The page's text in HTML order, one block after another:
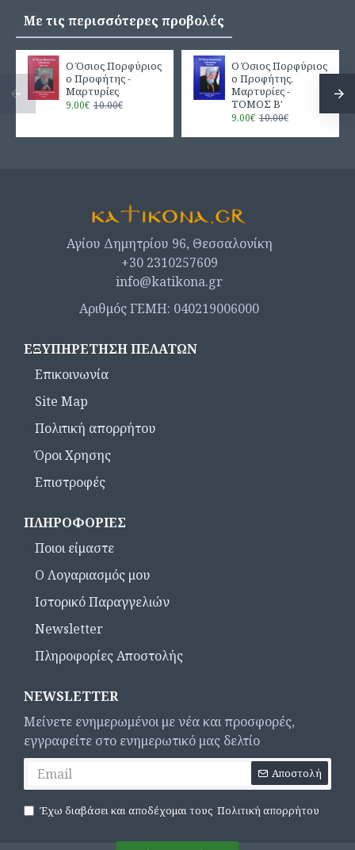
Με τις περισσότερες προβολές
Ο Όσιος Πορφύριος
ο Προφήτης -
Μαρτυρίες
9,00€ 10,00€
Ο Όσιος Πορφύριος
ο Προφήτης,
Μαρτυρίες -
ΤΟΜΟΣ Β'
9,00€ 10,00€
Αγίου Δημητρίου 96, Θεσσαλονίκη
+30 2310257609
info@katikona.gr
Αριθμός ΓΕΜΗ: 040219006000
ΕΞΥΠΗΡΈΤΗΣΗ ΠΕΛΑΤΏΝ
Επικοινωνία
Site Map
Πολιτική απορρήτου
Όροι Χρησης
Επιστροφές
ΠΛΗΡΟΦΟΡΊΕΣ
Ποιοι είμαστε
Ο Λογαριασμός μου
Ιστορικό Παραγγελιών
Newsletter
Πληροφορίες Αποστολής
NEWSLETTER
Μείνετε ενημερωμένοι με νέα και προσφορές,
εγγραφείτε στο ενημερωτικό μας δελτίο
Αποστολή
Έχω διαβάσει και αποδέχομαι τους Πολιτική απορρήτου